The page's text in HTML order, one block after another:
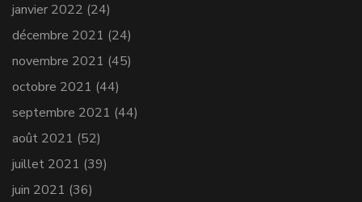
janvier 2022 (24)
décembre 2021 (24)
novembre 2021 (45)
octobre 2021 (44)
septembre 2021 (44)
août 2021 (52)
juillet 2021 (39)
juin 2021 (36)